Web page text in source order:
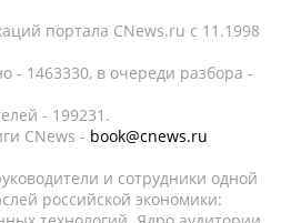
портала CNews.ru c 11.1998
- 1463330, в очереди разбора -
- 199231.
CNews - book@cnews.ru
и сотрудники одной
российской экономики: